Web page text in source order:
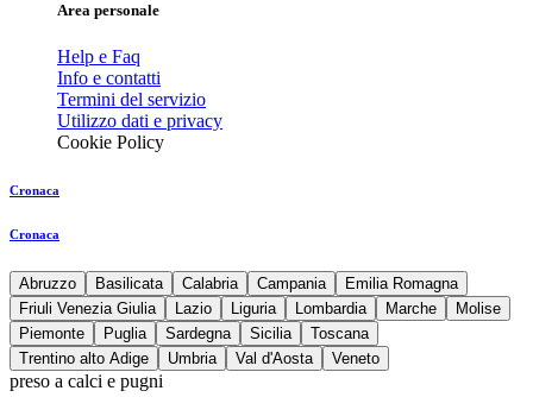
Area personale
Help e Faq
Info e contatti
Termini del servizio
Utilizzo dati e privacy
Cookie Policy
Cronaca
Cronaca
Abruzzo Basilicata Calabria Campania
Emilia Romagna
Friuli Venezia Giulia
Lazio Liguria Lombardia Marche
Molise
Piemonte
Puglia Sardegna Sicilia
Toscana
Trentino alto Adige
Umbria Val d'Aosta Veneto
preso a calci e pugni